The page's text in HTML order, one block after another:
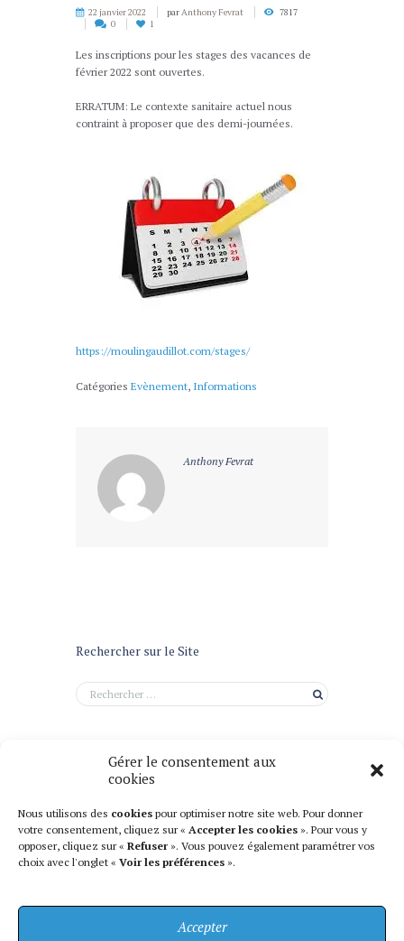
Gérer le consentement aux
cookies
Nous utilisons des cookies pour optimiser notre site web. Pour donner
votre consentement, cliquez sur « Accepter les cookies ». Pour vous y
opposer, cliquez sur « Refuser ». Vous pouvez également paramétrer vos
choix avec l'onglet « Voir les préférences ».
Accepter
22 janvier 2022 parAnthony Fevrat
7817
0
1
Les inscriptions pour les stages des vacances de
février 2022 sont ouvertes.
ERRATUM: Le contexte sanitaire actuel nous
contraint à proposer que des demi-journées.
https://moulingaudillot.com/stages/
Catégories Evènement, Informations
Anthony Fevrat
Rechercher sur le Site